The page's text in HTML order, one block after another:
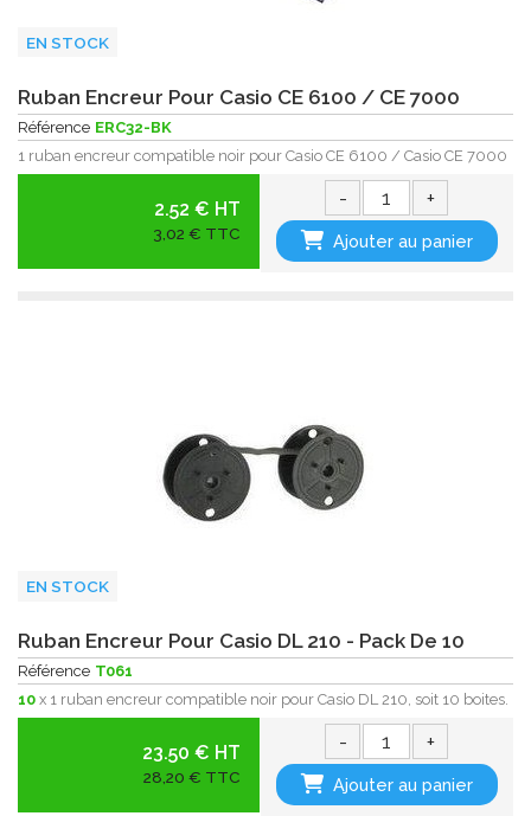
EN STOCK
Ruban Encreur Pour Casio CE 6100 / CE 7000
Référence ERC32-BK
1 ruban encreur compatible noir pour Casio CE 6100 / Casio CE 7000
2.52 € HT
3,02 € TTC
- +
Ajouter au panier
EN STOCK
Ruban Encreur Pour Casio DL 210 - Pack De 10
Référence T061
10 x 1 ruban encreur compatible noir pour Casio DL 210, soit 10 boites.
23.50 € HT
28,20 € TTC
- +
Ajouter au panier